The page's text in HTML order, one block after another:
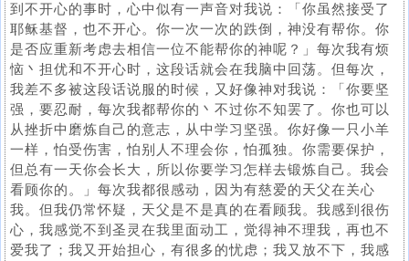
到不开心的事时，心中似有一声音对我说：「你虽然接受了
耶稣基督，也不开心。你一次一次的跌倒，神没有帮你。你
是否应重新考虑去相信一位不能帮你的神呢？」每次我有烦
恼丶担优和不开心时，这段话就会在我脑中回荡。但每次，
我差不多被这段话说服的时候，又好像神对我说：「你要坚
强，要忍耐，每次我都帮你的丶不过你不知罢了。你也可以
从挫折中磨炼自己的意志，从中学习坚强。你好像一只小羊
一样，怕受伤害，怕别人不理会你，怕孤独。你需要保护，
但总有一天你会长大，所以你要学习怎样去锻炼自己。我会
看顾你的。」每次我都很感动，因为有慈爱的天父在关心
我。但我仍常怀疑，天父是不是真的在看顾我。我感到很伤
心，我感觉不到圣灵在我里面动工，觉得神不理我，再也不
爱我了；我又开始担心，有很多的忧虑；我又放不下，我感